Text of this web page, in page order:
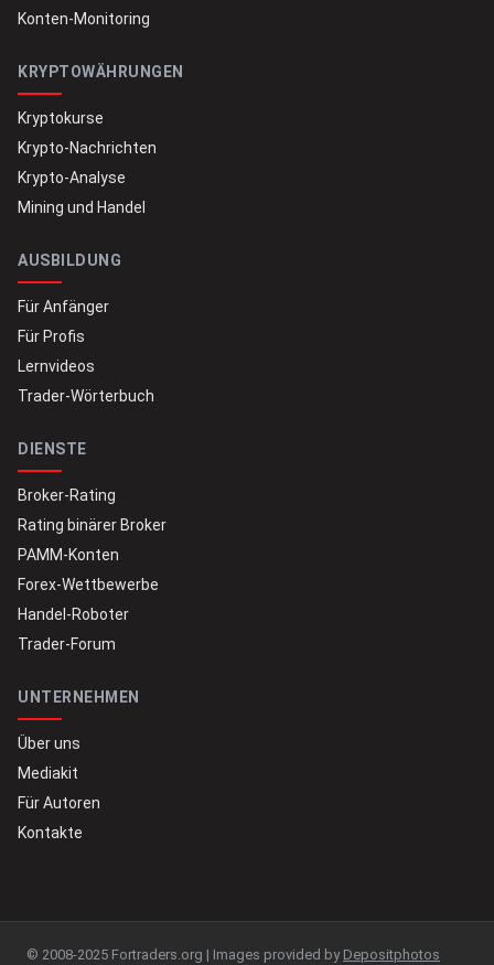
Konten-Monitoring
KRYPTOWÄHRUNGEN
Kryptokurse
Krypto-Nachrichten
Krypto-Analyse
Mining und Handel
AUSBILDUNG
Für Anfänger
Für Profis
Lernvideos
Trader-Wörterbuch
DIENSTE
Broker-Rating
Rating binärer Broker
PAMM-Konten
Forex-Wettbewerbe
Handel-Roboter
Trader-Forum
UNTERNEHMEN
Über uns
Mediakit
Für Autoren
Kontakte
© 2008-2025 Fortraders.org | Images provided by Depositphotos